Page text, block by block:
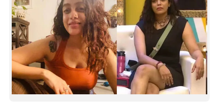
INFO+
ART
ASTRO
CARTOONS